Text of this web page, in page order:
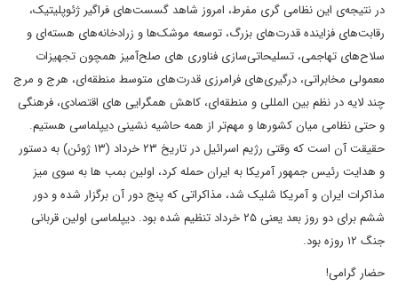
در نتیجه‌ی این نظامی گری مفرط، امروز شاهد گسست‌های فراگیر ژئوپلیتیک،
رقابت‌های فزاینده قدرت‌های بزرگ، توسعه موشک‌ها و زرادخانه‌های هسته‌ای و
سلاح‌های تهاجمی، تسلیحاتی‌سازی فناوری های صلح‌آمیز همچون تجهیزات
معمولی مخابراتی، درگیری‌های فرامرزی قدرت‌های متوسط منطقه‌ای، هرج و مرج
چند لایه در نظم بین المللی و منطقه‌ای، کاهش همگرایی های اقتصادی، فرهنگی
و حتی نظامی میان کشورها و مهم‌تر از همه حاشیه نشینی دیپلماسی هستیم.
حقیقت آن است که وقتی رژیم اسرائیل در تاریخ ۲۳ خرداد (۱۳ ژوئن) به دستور
و هدایت رئیس جمهور آمریکا به ایران حمله کرد، اولین بمب ها به سوی میز
مذاکرات ایران و آمریکا شلیک شد، مذاکراتی که پنج دور آن برگزار شده و دور
ششم برای دو روز بعد یعنی ۲۵ خرداد تنظیم شده بود. دیپلماسی اولین قربانی
جنگ ۱۲ روزه بود.
حضار گرامی!